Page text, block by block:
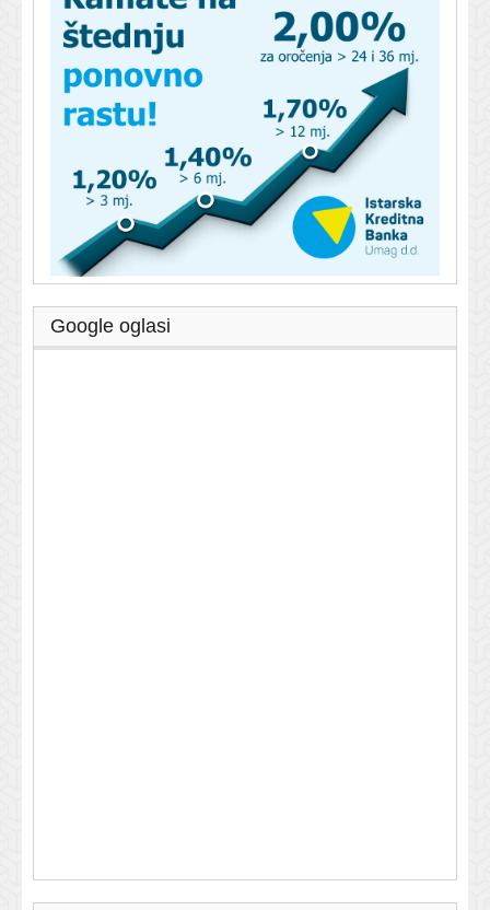
Google oglasi